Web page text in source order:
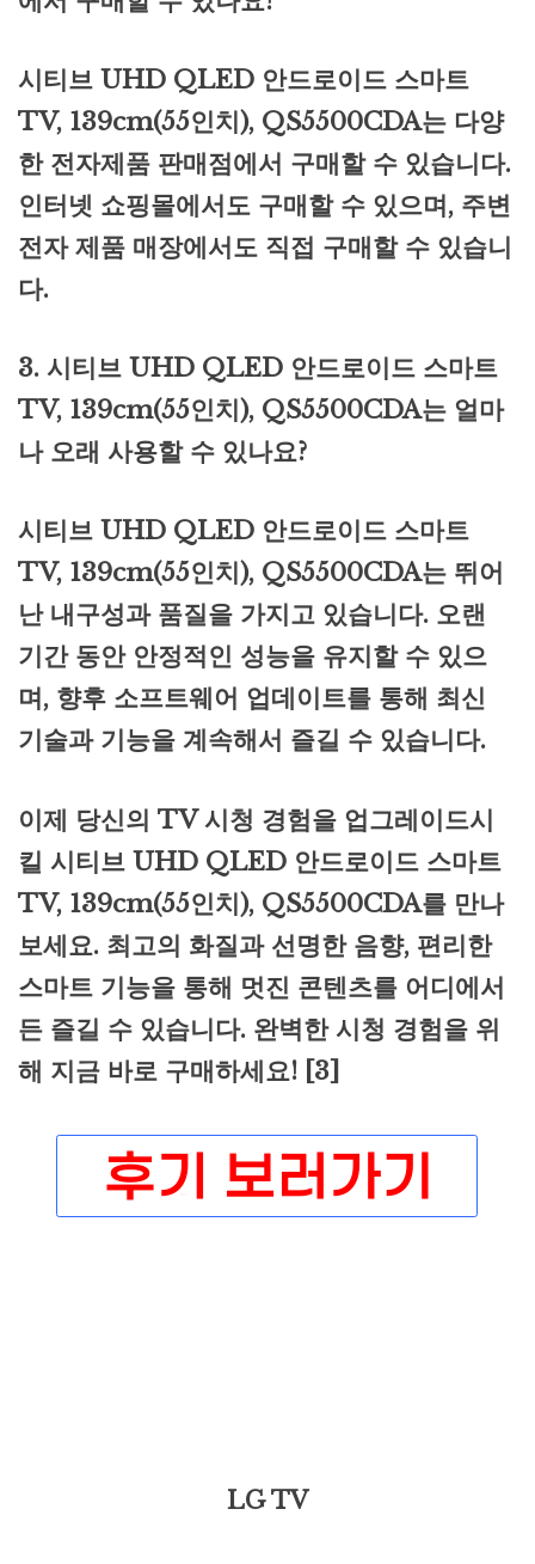
시티브 UHD QLED 안드로이드 스마트
TV, 139cm(55인치), QS5500CDA는 다양
한 전자제품 판매점에서 구매할 수 있습니다.
인터넷 쇼핑몰에서도 구매할 수 있으며, 주변
전자 제품 매장에서도 직접 구매할 수 있습니
다.
3. 시티브 UHD QLED 안드로이드 스마트
TV, 139cm(55인치), QS5500CDA는 얼마
나 오래 사용할 수 있나요?
시티브 UHD QLED 안드로이드 스마트
TV, 139cm(55인치), QS5500CDA는 뛰어
난 내구성과 품질을 가지고 있습니다. 오랜
기간 동안 안정적인 성능을 유지할 수 있으
며, 향후 소프트웨어 업데이트를 통해 최신
기술과 기능을 계속해서 즐길 수 있습니다.
이제 당신의 TV 시청 경험을 업그레이드시
킬 시티브 UHD QLED 안드로이드 스마트
TV, 139cm(55인치), QS5500CDA를 만나
보세요. 최고의 화질과 선명한 음향, 편리한
스마트 기능을 통해 멋진 콘텐츠를 어디에서
든 즐길 수 있습니다. 완벽한 시청 경험을 위
해 지금 바로 구매하세요! [3]
LG TV